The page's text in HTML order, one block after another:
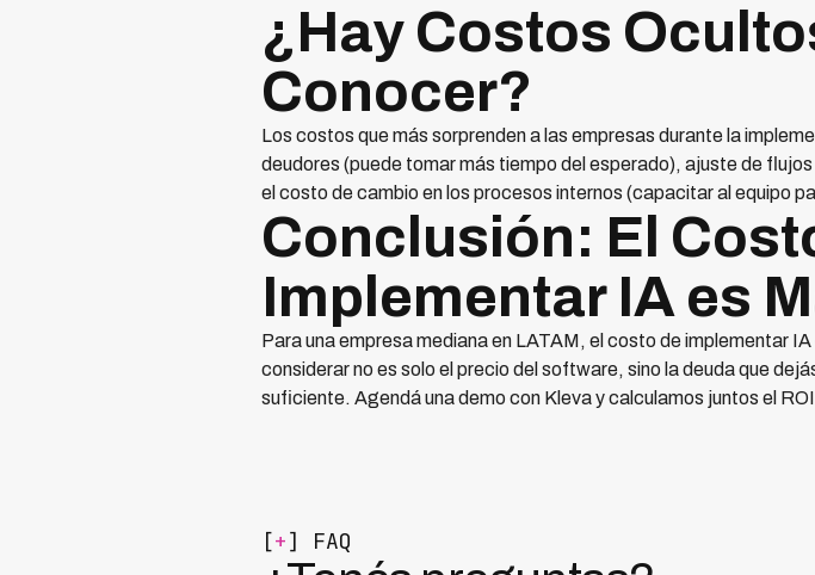
¿Hay Costos
Conocer?
Los costos que más sorprenden a las empresas durante la
deudores (puede tomar más tiempo del esperado), ajuste de
el costo de cambio en los procesos internos (capacitar al equipo
Conclusión: El
Implementar IA es
Para una empresa mediana en LATAM, el costo de implementar
considerar no es solo el precio del software, sino la deuda que
suficiente. Agendá una demo con Kleva y calculamos juntos el
[+] FAQ